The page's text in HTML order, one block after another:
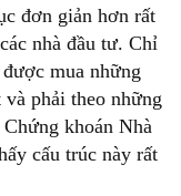
đơn giản hơn rất
nhà đầu tư. Chỉ
mua những
phải theo những
khoán Nhà
cấu trúc này rất